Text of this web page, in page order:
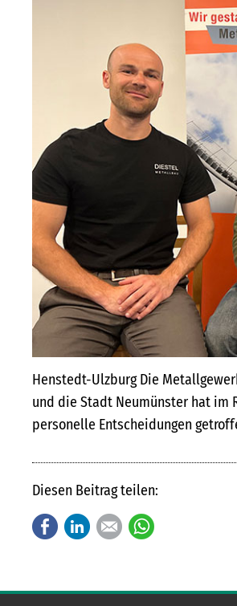
Henstedt-Ulzburg Die
und die Stadt Neumünster hat im
personelle Entscheidungen
Diesen Beitrag teilen:
FacebookLinkedInE-mail